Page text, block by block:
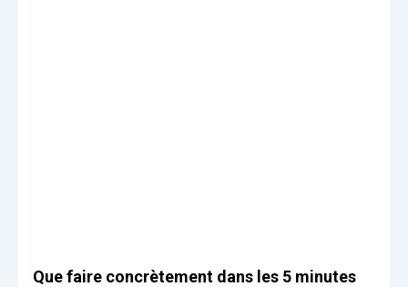
Que faire concrètement dans les 5 minutes